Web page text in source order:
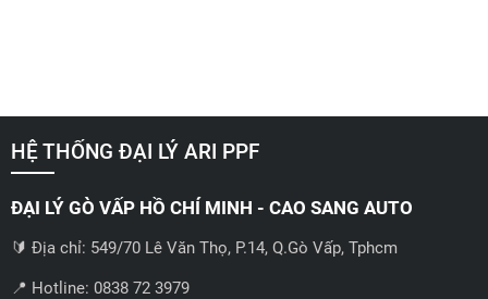
HỆ THỐNG ĐẠI LÝ ARI PPF
ĐẠI LÝ GÒ VẤP HỒ CHÍ MINH - CAO SANG AUTO
🔰 Địa chỉ: 549/70 Lê Văn Thọ, P.14, Q.Gò Vấp, Tphcm
📍 Hotline: 0838 72 3979